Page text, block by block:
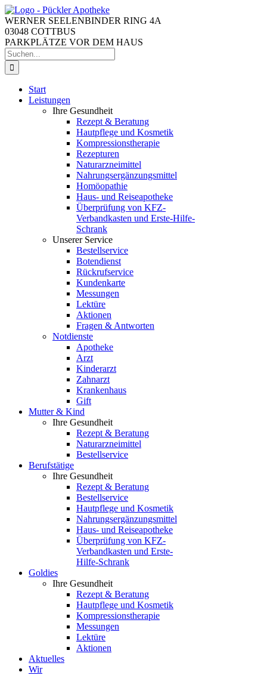
Zum
Inhalt
springen
WERNER SEELENBINDER RING 4A
03048 COTTBUS
PARKPLÄTZE VOR DEM HAUS
Suche
nach:
Start
Leistungen
Ihre Gesundheit
Rezept & Beratung
Hautpflege und Kosmetik
Kompressionstherapie
Rezepturen
Naturarzneimittel
Nahrungsergänzungsmittel
Homöopathie
Haus- und Reiseapotheke
Überprüfung von KFZ-
Verbandkasten und Erste-Hilfe-
Schrank
Unserer Service
Bestellservice
Botendienst
Rückrufservice
Kundenkarte
Messungen
Lektüre
Aktionen
Fragen & Antworten
Notdienste
Apotheke
Arzt
Kinderarzt
Zahnarzt
Krankenhaus
Gift
Mutter & Kind
Ihre Gesundheit
Rezept & Beratung
Naturarzneimittel
Bestellservice
Berufstätige
Ihre Gesundheit
Rezept & Beratung
Bestellservice
Hautpflege und Kosmetik
Nahrungsergänzungsmittel
Haus- und Reiseapotheke
Überprüfung von KFZ-
Verbandkasten und Erste-
Hilfe-Schrank
Goldies
Ihre Gesundheit
Rezept & Beratung
Hautpflege und Kosmetik
Kompressionstherapie
Messungen
Lektüre
Aktionen
Aktuelles
Wir